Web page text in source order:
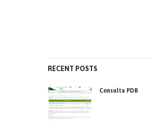
RECENT POSTS
Consulta PDB